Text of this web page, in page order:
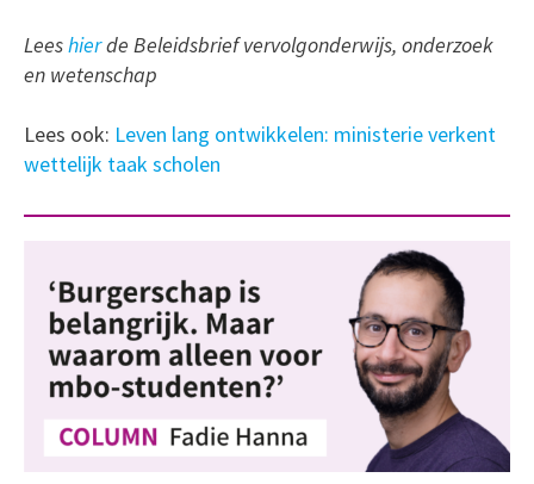
Leeshierde Beleidsbrief vervolgonderwijs, onderzoek
en wetenschap
Lees ook: Leven lang ontwikkelen: ministerie verkent
wettelijk taak scholen